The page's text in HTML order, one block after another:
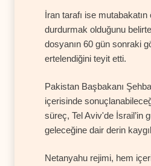
İran tarafı ise
durdurmak olduğunu
dosyanın 60 gün sonraki
ertelendiğini teyit etti.
Pakistan Başbakanı
içerisinde
süreç, Tel Aviv'de İsrail’in
geleceğine dair derin
Netanyahu rejimi, hem